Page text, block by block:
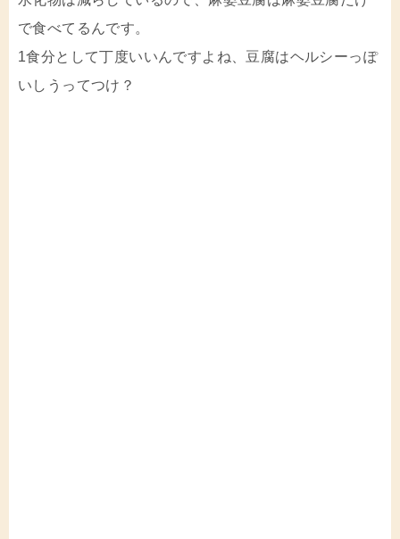
で食べてるんです。
1食分として丁度いいんですよね、豆腐はヘルシーっぽ
いしうってつけ？